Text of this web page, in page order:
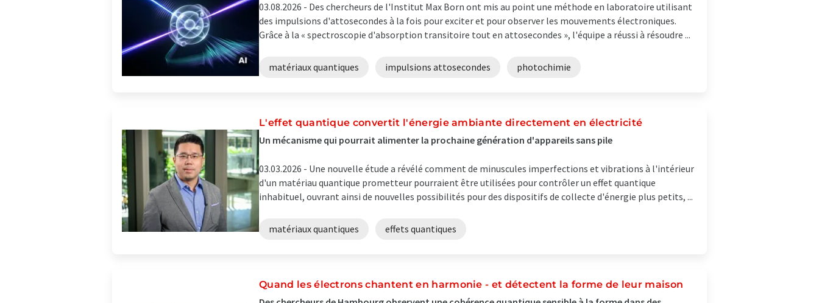
03.08.2026 - Des chercheurs de l'Institut Max Born ont mis au point une méthode en laboratoire utilisant
des impulsions d'attosecondes à la fois pour exciter et pour observer les mouvements électroniques.
Grâce à la « spectroscopie d'absorption transitoire tout en attosecondes », l'équipe a réussi à résoudre ...
matériaux quantiques impulsions attosecondes photochimie
L'effet quantique convertit l'énergie ambiante directement en électricité
Un mécanisme qui pourrait alimenter la prochaine génération d'appareils sans pile
03.03.2026 - Une nouvelle étude a révélé comment de minuscules imperfections et vibrations à l'intérieur
d'un matériau quantique prometteur pourraient être utilisées pour contrôler un effet quantique
inhabituel, ouvrant ainsi de nouvelles possibilités pour des dispositifs de collecte d'énergie plus petits, ...
matériaux quantiques effets quantiques
Quand les électrons chantent en harmonie - et détectent la forme de leur maison